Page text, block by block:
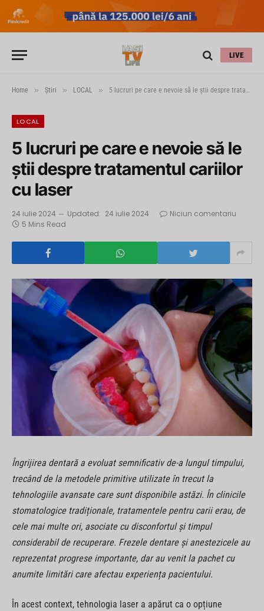
LIVE
Home » Știri » LOCAL » 5 lucruri pe care e nevoie să le știi despre tratamentul cariilor cu laser
LOCAL
5 lucruri pe care e nevoie să le
știi despre tratamentul cariilor
cu laser
24 iulie 2024 Updated: 24 iulie 2024
Niciun comentariu
5 Mins Read
Îngrijirea dentară a evoluat semnificativ de-a lungul timpului,
trecând de la metodele primitive utilizate în trecut la
tehnologiile avansate care sunt disponibile astăzi. În clinicile
stomatologice tradiționale, tratamentele pentru carii erau, de
cele mai multe ori, asociate cu disconfortul și timpul
considerabil de recuperare. Frezele dentare și anestezicele au
reprezentat progrese importante, dar au venit la pachet cu
anumite limitări care afectau experiența pacientului.
În acest context, tehnologia laser a apărut ca o opțiune